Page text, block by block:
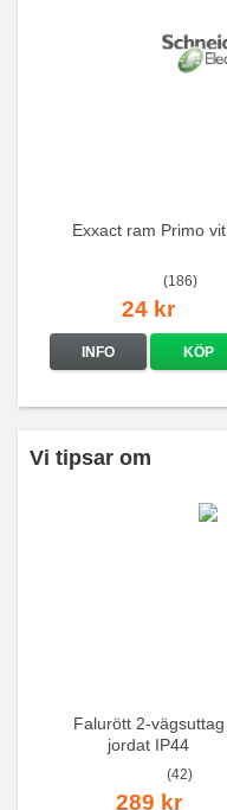
Exxact ram Primo vit
(186)
24 kr
INFO KÖP
Vi tipsar om
Falurött 2-vägsuttag
jordat IP44
(42)
289 kr